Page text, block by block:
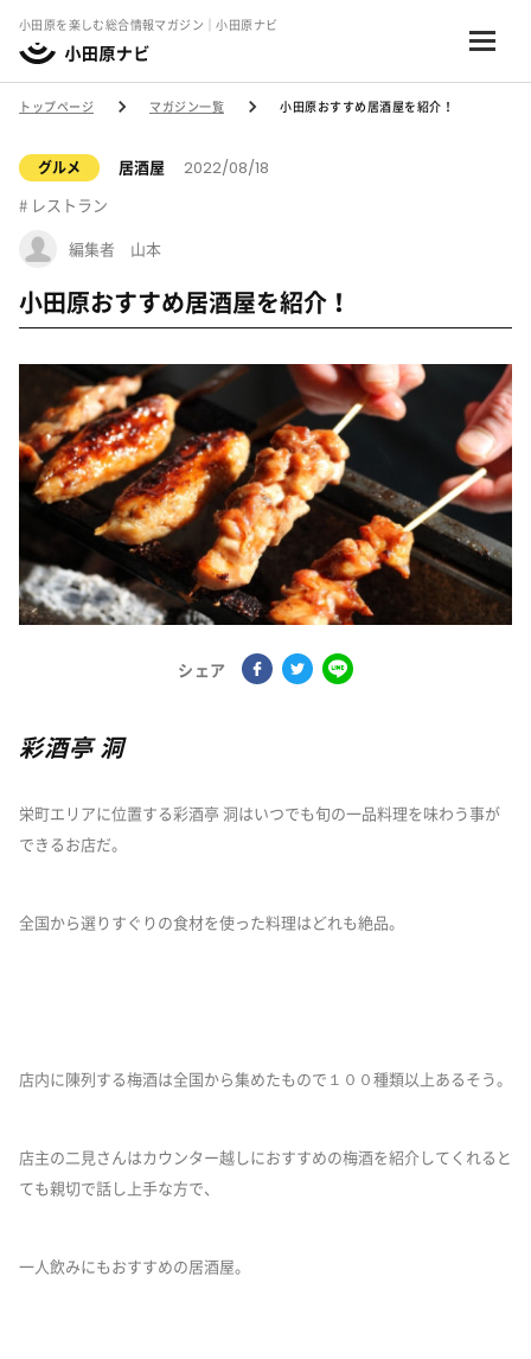
小田原を楽しむ総合情報マガジン｜小田原ナビ
トップページ マガジン一覧 小田原おすすめ居酒屋を紹介！
グルメ 居酒屋 2022/08/18
レストラン
編集者 山本
小田原おすすめ居酒屋を紹介！
シェア
彩酒亭 洞
栄町エリアに位置する彩酒亭 洞はいつでも旬の一品料理を味わう事が
できるお店だ。
全国から選りすぐりの食材を使った料理はどれも絶品。
店内に陳列する梅酒は全国から集めたもので１００種類以上あるそう。
店主の二見さんはカウンター越しにおすすめの梅酒を紹介してくれると
ても親切で話し上手な方で、
一人飲みにもおすすめの居酒屋。